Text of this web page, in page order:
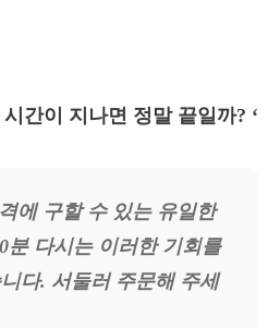
간이 지나면 정말 끝일까? ‘
에 구할 수 있는 유일한
분 다시는 이러한 기회를
다. 서둘러 주문해 주세